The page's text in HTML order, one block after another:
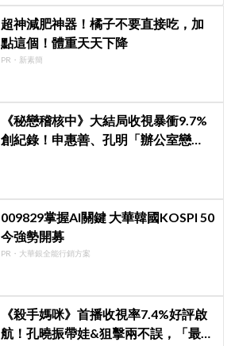
超神減肥神器！橘子不要直接吃，加
點這個！體重天天下降
PR・新素簡
《秘戀稽核中》大結局收視暴衝9.7%
創紀錄！申惠善、孔明「辦公室戀
009829掌握AI關鍵 大華韓國KOSPI 50
今強勢開募
PR・大華銀全能行銷方案
《殺手媽咪》首播收視率7.4%好評啟
航！孔曉振帶娃&狙擊兩不誤，「最狂